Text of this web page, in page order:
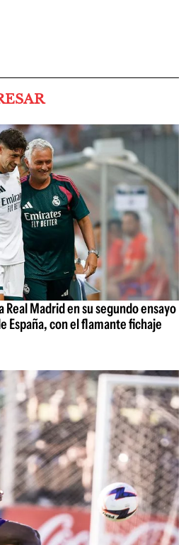
Real Madrid en su segundo ensayo
España, con el flamante fichaje